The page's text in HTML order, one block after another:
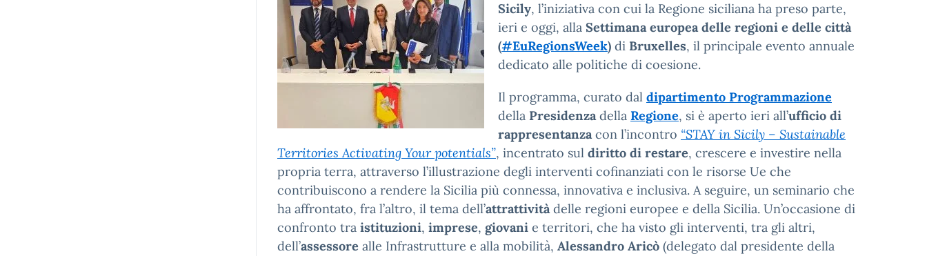
Sicily, l’iniziativa con cui la Regione siciliana ha preso parte,
ieri e oggi, alla Settimana europea delle regioni e delle città
(#EuRegionsWeek) di Bruxelles, il principale evento annuale
dedicato alle politiche di coesione.
Il programma, curato dal dipartimento Programmazione
della Presidenzadella Regione, si è aperto ieri all’ufficio di
rappresentanzacon l’incontro “STAY in Sicily – Sustainable
Territories Activating Your potentials”, incentrato sul diritto di restare, crescere e investire nella
propria terra, attraverso l’illustrazione degli interventi cofinanziati con le risorse Ue che
contribuiscono a rendere la Sicilia più connessa, innovativa e inclusiva. A seguire, un seminario che
ha affrontato, fra l’altro, il tema dell’attrattivitàdelle regioni europee e della Sicilia. Un’occasione di
confronto tra istituzioni, imprese, giovani e territori, che ha visto gli interventi, tra gli altri,
dell’assessore alle Infrastrutture e alla mobilità, Alessandro Aricò (delegato dal presidente della